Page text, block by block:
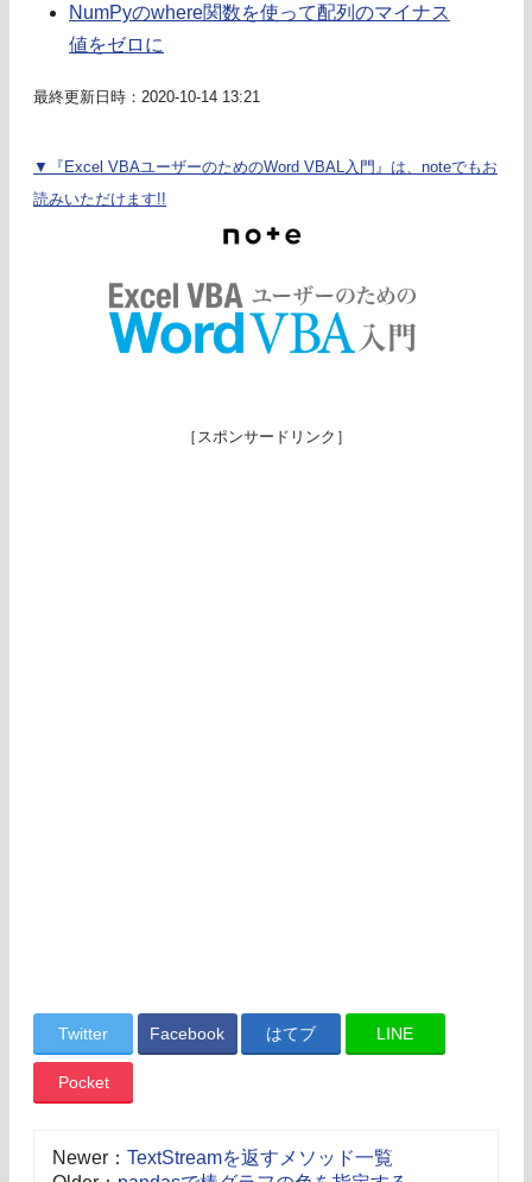
NumPyのwhere関数を使って配列のマイナス
値をゼロに
最終更新日時：2020-10-14 13:21
▼『Excel VBAユーザーのためのWord VBAL入門』は、noteでもお
読みいただけます!!
［スポンサードリンク］
Twitter Facebook はてブ LINE
Pocket
Newer： TextStreamを返すメソッド一覧